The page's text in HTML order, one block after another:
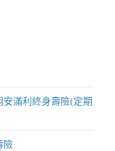
滿利終身壽險(定期
險